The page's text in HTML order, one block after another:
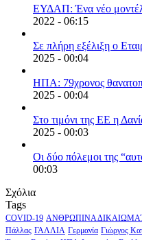
ΕΥΔΑΠ: Ένα νέο
2022 - 06:15
Σε πλήρη εξέλιξη ο
2025 - 00:04
ΗΠΑ: 79χρονος
2025 - 00:04
Στο τιμόνι της ΕΕ η
2025 - 00:03
Οι δύο πόλεμοι της
00:03
Σχόλια
Tags
COVID-19 ΑΝΘΡΩΠΙΝΑ
Πάλλας ΓΑΛΛΙΑ Γερμανία Γιώργος